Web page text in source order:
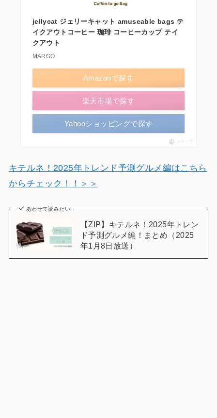
jellycat ジェリーキャット amuseable bags テ
イクアウトコーヒー 珈琲 コーヒーカップ テイ
クアウト
MARGO
Amazonで探す
楽天市場で探す
Yahooショッピングで探す
ポチップ
キテルネ！2025年トレンド予測グルメ編はこちら
からチェック！！＞＞
あわせて読みたい
【ZIP】キテルネ！2025年トレン
ド予測グルメ編！まとめ（2025
年1月8日放送）